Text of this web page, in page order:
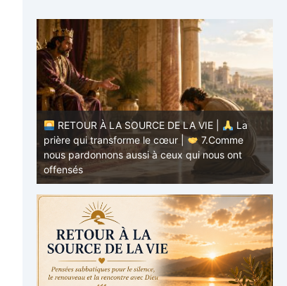
RETOUR À LA SOURCE DE LA VIE |
La
prière qui transforme le cœur |
6.Et
pardonne-nous nos offenses